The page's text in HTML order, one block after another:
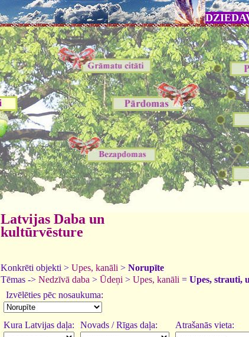
Latvijas Daba un
kultūrvēsture
Konkrēti objekti > Upes, kanāli > Norupīte
Tēmas -> Nedzīvā daba > Ūdeņi > Upes, kanāli = Upes, strauti,
Izvēlēties pēc nosaukuma:
Kura Latvijas daļa: Novads / Rīgas daļa: Atrašanās vieta: